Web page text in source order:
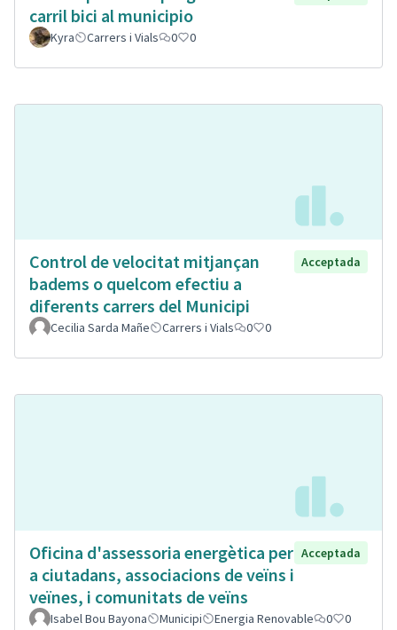
carril bici al municipio
Kyra Carrers i Vials 0 0
Control de velocitat mitjançan
badems o quelcom efectiu a
diferents carrers del Municipi
Acceptada
Cecilia Sarda Mañe Carrers i Vials 0 0
Oficina d'assessoria energètica per
a ciutadans, associacions de veïns i
veïnes, i comunitats de veïns
Acceptada
Isabel Bou Bayona Municipi Energia Renovable 0 0